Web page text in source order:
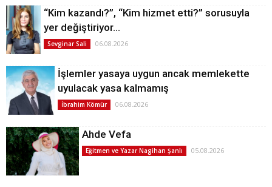
“Kim kazandı?”, “Kim hizmet etti?” sorusuyla
yer değiştiriyor…
Sevginar Sali 06.08.2026
İşlemler yasaya uygun ancak memlekette
uyulacak yasa kalmamış
İbrahim Kömür 06.08.2026
Ahde Vefa
Eğitmen ve Yazar Nagihan Şanlı 05.08.2026